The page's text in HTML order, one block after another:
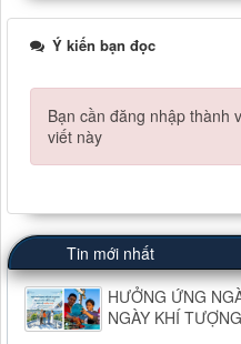
Ý kiến bạn đọc
Bạn cần đăng nhập thành
viết này
Tin mới nhất
HƯỞNG ỨNG
NGÀY KHÍ